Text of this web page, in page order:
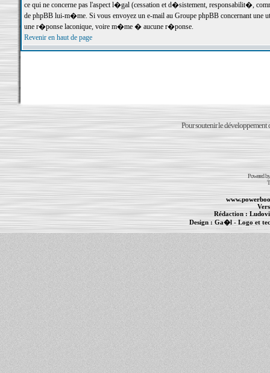
ce qui ne concerne pas l'aspect l�gal (cessation et d�sistement, responsabilit�,
de phpBB lui-m�me. Si vous envoyez un e-mail au Groupe phpBB concernant une
une r�ponse laconique, voire m�me � aucune r�ponse.
Revenir en haut de page
Pour soutenir le développement
Powered
Rédaction :
Design :Ga�l- Logo et
Informations :